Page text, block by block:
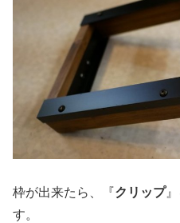
枠が出来たら、『クリップ
す。